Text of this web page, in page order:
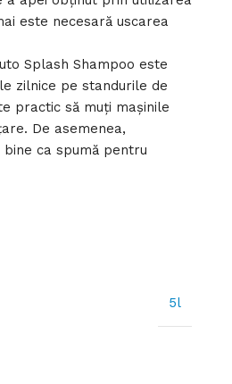
este necesară uscarea
Splash Shampoo este
zilnice pe standurile de
practic să muți mașinile
De asemenea,
ca spumă pentru
5l